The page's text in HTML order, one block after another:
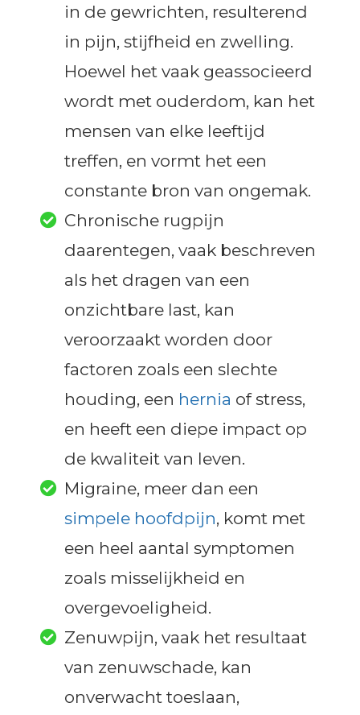
in de gewrichten, resulterend
in pijn, stijfheid en zwelling.
Hoewel het vaak geassocieerd
wordt met ouderdom, kan het
mensen van elke leeftijd
treffen, en vormt het een
constante bron van ongemak.
Chronische rugpijn
daarentegen, vaak beschreven
als het dragen van een
onzichtbare last, kan
veroorzaakt worden door
factoren zoals een slechte
houding, een hernia of stress,
en heeft een diepe impact op
de kwaliteit van leven.
Migraine, meer dan een
simpele hoofdpijn, komt met
een heel aantal symptomen
zoals misselijkheid en
overgevoeligheid.
Zenuwpijn, vaak het resultaat
van zenuwschade, kan
onverwacht toeslaan,